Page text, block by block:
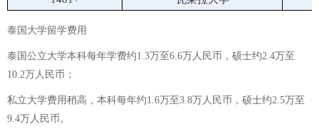
泰国大学留学费用
泰国公立大学本科每年学费约1.3万至6.6万人民币，硕士约2.4万至
10.2万人民币；
私立大学费用稍高，本科每年约1.6万至3.8万人民币，硕士约2.5万至
9.4万人民币。